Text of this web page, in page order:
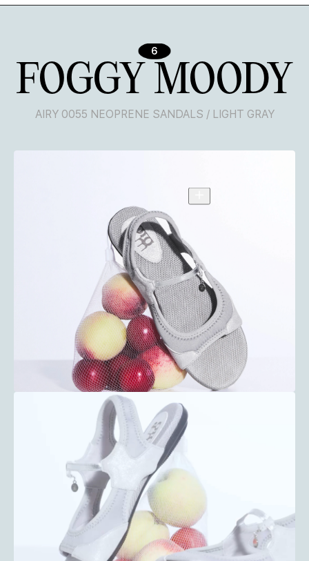
6
FOGGY MOODY
AIRY 0055 NEOPRENE SANDALS / LIGHT GRAY